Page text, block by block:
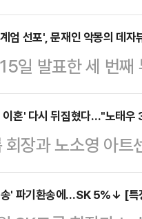
서 활동한 유명 암
글로벌 블록체인
탄틴 갈리치(32)
서 머리에 총상을
서 그의 이름으로
'재정적 어려움
사와 메…
엄 선포', 문재인 악몽의 데자
일 발표한 세 번
다. 바로 문재인
것이다. "세금으
국 문재인 정부의
시마저 등 돌린 일
시는 공식적으로
이혼' 다시 뒤집혔다…"노태
장과 노소영 아
집혔다.16일 대법
송 상고심에서 재
송' 파기환송에…SK 5%↓ [